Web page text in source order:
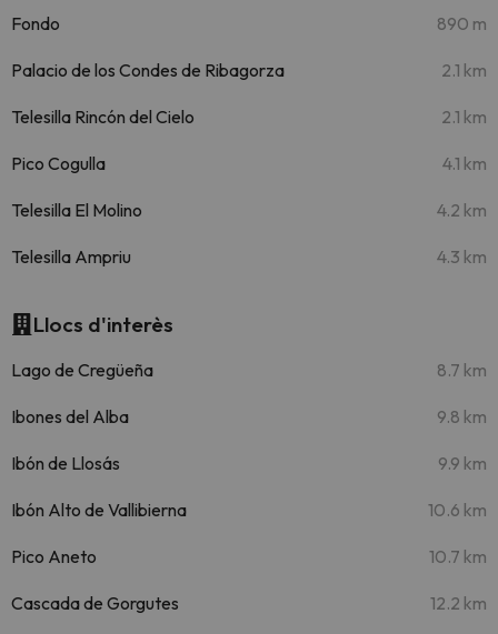
Fondo 890 m
Palacio de los Condes de Ribagorza 2.1 km
Telesilla Rincón del Cielo 2.1 km
Pico Cogulla 4.1 km
Telesilla El Molino 4.2 km
Telesilla Ampriu 4.3 km
Llocs d'interès
Lago de Cregüeña 8.7 km
Ibones del Alba 9.8 km
Ibón de Llosás 9.9 km
Ibón Alto de Vallibierna 10.6 km
Pico Aneto 10.7 km
Cascada de Gorgutes 12.2 km